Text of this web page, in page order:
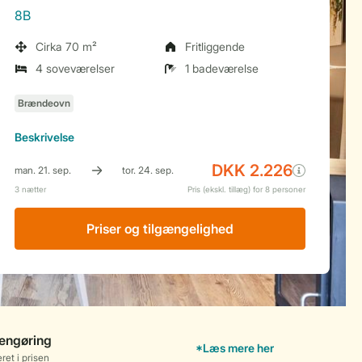
8B
Cirka 70 m²
Fritliggende
4 soveværelser
1 badeværelse
Beskrivelse
Priser og tilgængelighed